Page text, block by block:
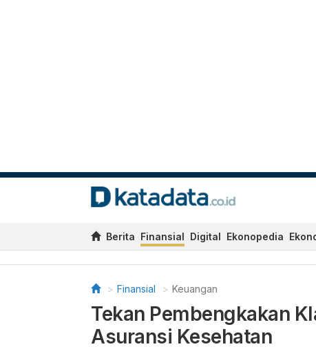
Berita Finansial Digital Ekonopedia
Finansial Keuangan
Tekan Pembengkakan
Asuransi Kesehatan